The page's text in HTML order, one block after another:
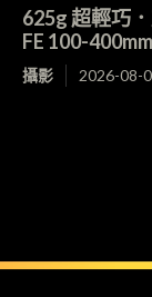
625g 超輕巧
FE 100-
攝影 2026-08-